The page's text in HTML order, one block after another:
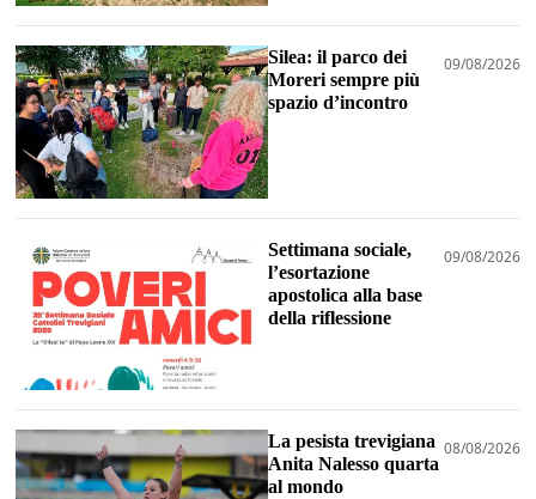
Silea: il parco dei
Moreri sempre più
spazio d’incontro
09/08/2026
Settimana sociale,
l’esortazione
apostolica alla base
della riflessione
09/08/2026
La pesista trevigiana
Anita Nalesso quarta
al mondo
08/08/2026